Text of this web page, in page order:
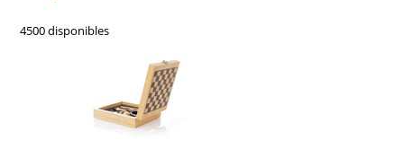
4500 disponibles